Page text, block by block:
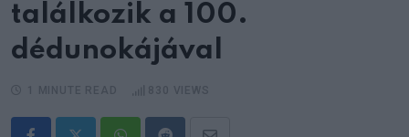
találkozik a 100.
dédunokájával